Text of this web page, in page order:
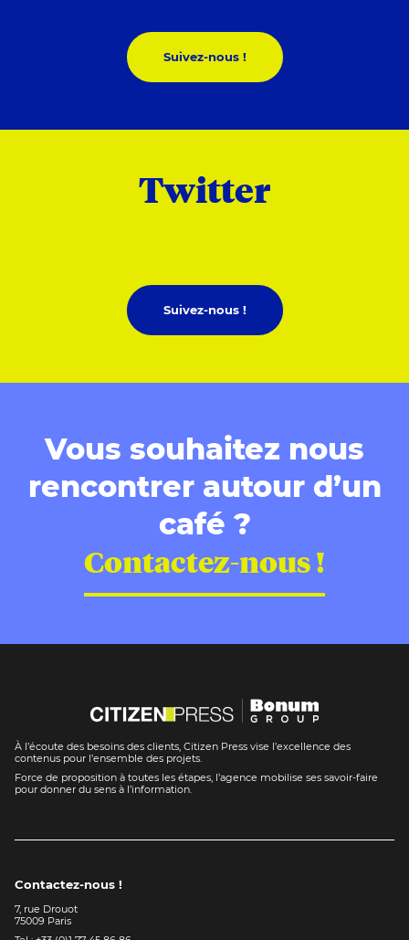
Suivez-nous !
Twitter
Suivez-nous !
Vous souhaitez nous
rencontrer autour d’un
café ?
Contactez-nous !
À l’écoute des besoins des clients, Citizen Press vise l’excellence des
contenus pour l’ensemble des projets.
Force de proposition à toutes les étapes, l’agence mobilise ses savoir-faire
pour donner du sens à l’information.
Contactez-nous !
7, rue Drouot
75009 Paris